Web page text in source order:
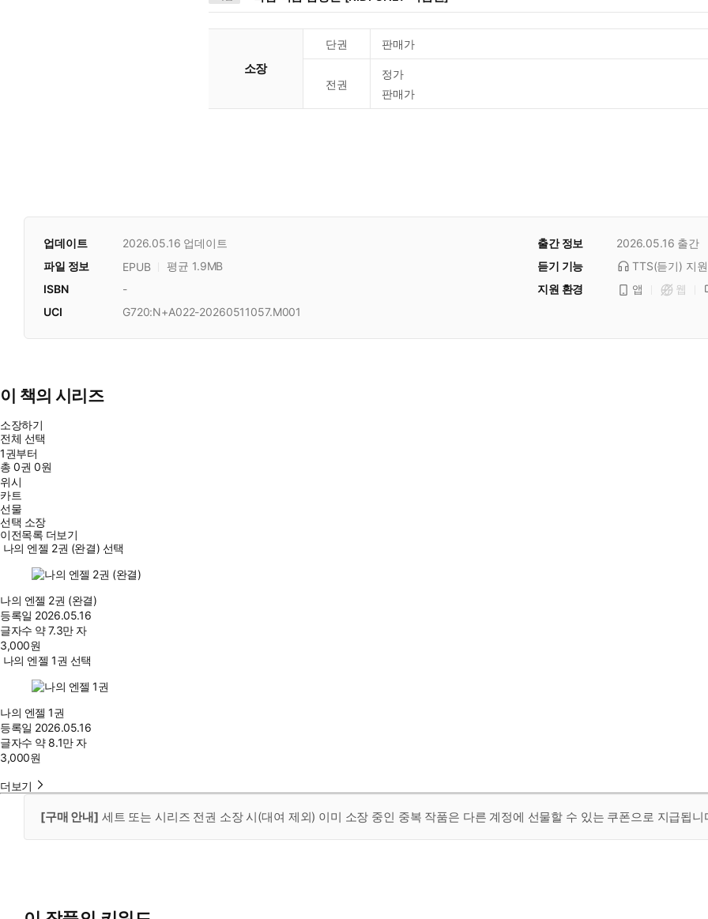
소장
단권 판매가
전권
정가
판매가
업데이트 2026.05.16 업데이트 출간 정보 2026.05.16 출간
듣기 기능
TTS(듣기) 지원
파일 정보 EPUB
평균 1.9MB
지원 환경
앱 웹
ISBN
-
UCI
G720:N+A022-20260511057.M001
이 책의 시리즈
소장하기
전체 선택
1권부터
총0권 0원
위시
카트
선물
선택 소장
이전목록 더보기
나의 엔젤 2권 (완결) 선택
나의 엔젤 2권 (완결)
등록일 2026.05.16
글자수 약 7.3만 자
3,000원
나의 엔젤 1권 선택
나의 엔젤 1권
등록일 2026.05.16
글자수 약 8.1만 자
3,000원
더보기
[구매 안내] 세트 또는 시리즈 전권 소장 시(대여 제외) 이미 소장 중인 중복 작품은 다른 계정에 선물할 수 있는 쿠폰으로 지급됩